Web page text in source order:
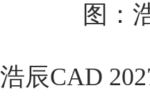
图：
浩辰CAD